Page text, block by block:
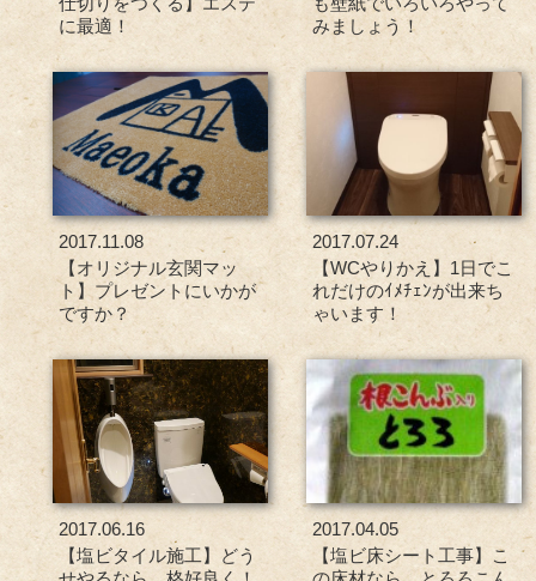
に最適！
みましょう！
2017.11.08
【オリジナル玄関マッ
ト】プレゼントにいかが
ですか？
2017.07.24
【WCやりかえ】1日でこ
れだけのｲﾒﾁｪﾝが出来ち
ゃいます！
2017.06.16
【塩ビタイル施工】どう
2017.04.05
【塩ビ床シート工事】こ